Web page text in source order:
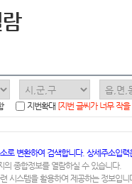
지번확대 [지번 글씨가 너무 작
로 변환하여 검색합니다. 상세주소입
의 종합정보를 열람하실 수 있습니다.
시스템을 활용하여 제공하는 정보입니